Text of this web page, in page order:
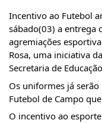
Incentivo ao Futebol
sábado(03) a entrega
agremiações
Rosa, uma iniciativa
Secretaria de
Os uniformes já
Futebol de Campo
O incentivo ao